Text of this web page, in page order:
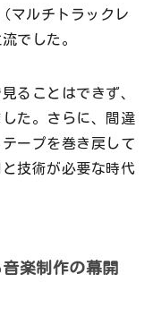
マルチトラックレ
でした。
ることはできず、
た。さらに、間違
ープを巻き戻して
技術が必要な時代
楽制作の幕開